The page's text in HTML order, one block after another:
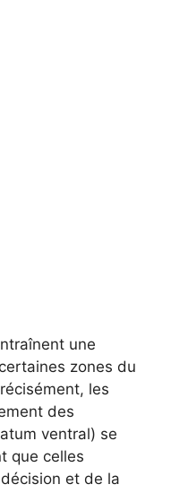
une
zones du
les
des
ventral) se
que celles
et de la